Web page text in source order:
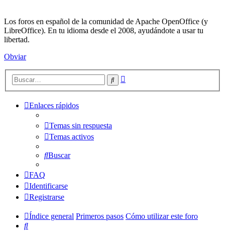
Los foros en español de la comunidad de Apache OpenOffice (y
LibreOffice). En tu idioma desde el 2008, ayudándote a usar tu
libertad.
Obviar
Buscar
Enlaces rápidos
Temas sin respuesta
Temas activos
Buscar
FAQ
Identificarse
Registrarse
Índice general Primeros pasos Cómo utilizar este foro
Buscar